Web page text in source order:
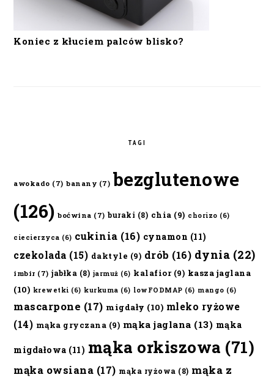
Koniec z kłuciem palców blisko?
TAGI
awokado (7) banany (7) bezglutenowe
(126) boćwina (7) buraki (8) chia (9) chorizo (6)
ciecierzyca (6) cukinia (16) cynamon (11)
czekolada (15) daktyle (9) drób (16) dynia (22)
imbir (7) jabłka (8) jarmuż (6) kalafior(9) kasza jaglana
(10) krewetki (6) kurkuma (6) lowFODMAP (6) mango (6)
mascarpone (17) migdały (10) mleko ryżowe
(14) mąka gryczana (9) mąka jaglana (13) mąka
migdałowa (11) mąka orkiszowa (71)
mąka owsiana (17) mąka ryżowa (8) mąka z